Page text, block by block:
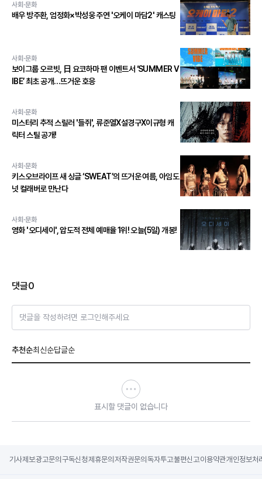
사회·문화
배우 방주환, 엄정화×박성웅 주연 '오케이 마담2' 캐스팅
사회·문화
보이그룹 오르빗, 日 요코하마 팬 이벤트서 ‘SUMMER V
IBE’ 최초 공개…뜨거운 호응
사회·문화
미스터리 추적 스릴러 '들쥐', 류준열X설경구X이규형 캐
릭터 스틸 공개!
사회·문화
키스오브라이프 새 싱글 ‘SWEAT’의 뜨거운 여름, 아임도
넛 컬래버로 만난다
사회·문화
영화 '오디세이', 압도적 전체 예매율 1위! 오늘(5일) 개봉!
댓글0
댓글을 작성하려면 로그인해주세요
추천순최신순답글순
표시할 댓글이 없습니다
기사제보광고문의 구독신청제휴문의 저작권문의 독자투고불편신고이용약관개인정보처